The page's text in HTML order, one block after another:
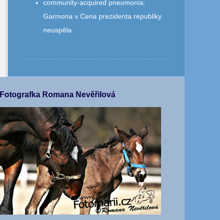
community‑acquired pneumonia:
Garmona v Cena prezidenta republiky
neuspěla
Fotografka Romana Nevěřilová